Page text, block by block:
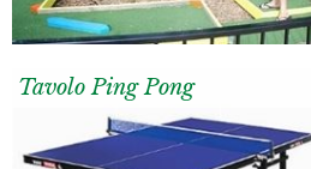
Tavolo Ping Pong